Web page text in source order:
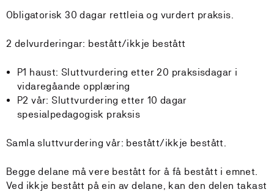
Obligatorisk 30 dagar rettleia og vurdert praksis.
2 delvurderingar: bestått/ikkje bestått
P1 haust: Sluttvurdering etter 20 praksisdagar i
vidaregåande opplæring
P2 vår: Sluttvurdering etter 10 dagar
spesialpedagogisk praksis
Samla sluttvurdering vår: bestått/ikkje bestått.
Begge delane må vere bestått for å få bestått i emnet.
Ved ikkje bestått på ein av delane, kan den delen takast